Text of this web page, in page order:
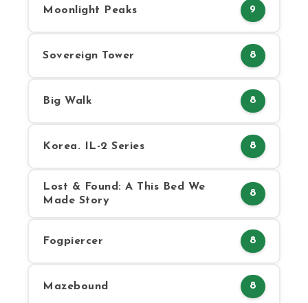
Moonlight Peaks 9
Sovereign Tower 8
Big Walk 8
Korea. IL-2 Series 8
Lost & Found: A This Bed We
Made Story
8
Fogpiercer 8
Mazebound 8